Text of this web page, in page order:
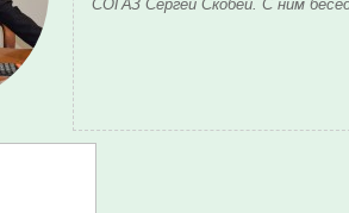
СОГАЗ Сергей Скобей. С ним